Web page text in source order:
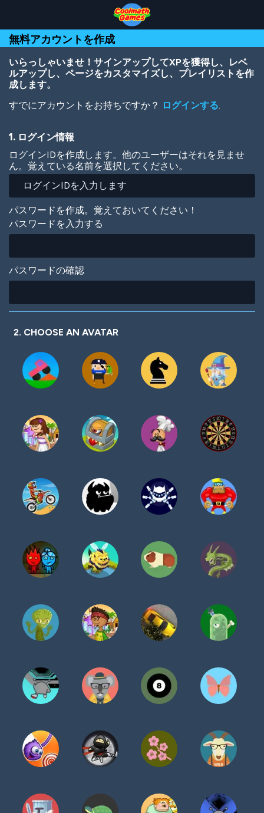
Top
of
Page
Navigation
Main
Content
Footer
ン
コ
ン
移
無料アカウントを作成
いらっしゃいませ！サインアップしてXPを獲得し、レベ
ルアップし、ページをカスタマイズし、プレイリストを作
成します。
すでにアカウントをお持ちですか？ ログインする.
1. ログイン情報
ログインIDを作成します。他のユーザーはそれを見ませ
ん。覚えている名前を選択してください。
パスワードを作成。覚えておいてください！
パスワードを入力する
パスワードの確認
2. CHOOSE AN AVATAR